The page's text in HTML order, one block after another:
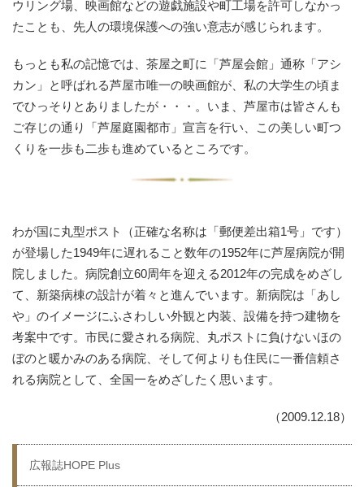
ウリング場、映画館などの遊戯施設や町工場を許可しなかっ
たことも、先人の環境保護への強い意志が感じられます。
もっとも私の記憶では、茶屋之町に「芦屋会館」通称「アシ
カン」と呼ばれる芦屋市唯一の映画館が、私の大学生の頃ま
でひっそりとありましたが・・・。いま、芦屋市は皆さんも
ご存じの通り「芦屋庭園都市」宣言を行い、この美しい町つ
くりを一歩も二歩も進めているところです。
わが国に丸型ポスト（正確な名称は「郵便差出箱1号」です）
が登場した1949年に遅れること数年の1952年に芦屋病院が開
院しました。病院創立60周年を迎える2012年の完成をめざし
て、新築病棟の設計が着々と進んでいます。新病院は「あし
や」のイメージにふさわしい外観と内装、設備を持つ建物を
考案中です。市民に愛される病院、丸ポストに負けないほの
ぼのと暖かみのある病院、そして何よりも住民に一番信頼さ
れる病院として、全国一をめざしたく思います。
（2009.12.18）
広報誌HOPE Plus